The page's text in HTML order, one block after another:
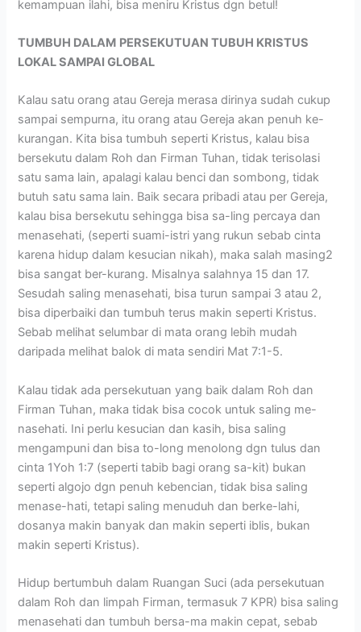
kemampuan ilahi, bisa meniru Kristus dgn betul!
TUMBUH DALAM PERSEKUTUAN TUBUH KRISTUS
LOKAL SAMPAI GLOBAL
Kalau satu orang atau Gereja merasa dirinya sudah cukup
sampai sempurna, itu orang atau Gereja akan penuh ke-
kurangan. Kita bisa tumbuh seperti Kristus, kalau bisa
bersekutu dalam Roh dan Firman Tuhan, tidak terisolasi
satu sama lain, apalagi kalau benci dan sombong, tidak
butuh satu sama lain. Baik secara pribadi atau per Gereja,
kalau bisa bersekutu sehingga bisa sa-ling percaya dan
menasehati, (seperti suami-istri yang rukun sebab cinta
karena hidup dalam kesucian nikah), maka salah masing2
bisa sangat ber-kurang. Misalnya salahnya 15 dan 17.
Sesudah saling menasehati, bisa turun sampai 3 atau 2,
bisa diperbaiki dan tumbuh terus makin seperti Kristus.
Sebab melihat selumbar di mata orang lebih mudah
daripada melihat balok di mata sendiri Mat 7:1-5.
Kalau tidak ada persekutuan yang baik dalam Roh dan
Firman Tuhan, maka tidak bisa cocok untuk saling me-
nasehati. Ini perlu kesucian dan kasih, bisa saling
mengampuni dan bisa to-long menolong dgn tulus dan
cinta 1Yoh 1:7 (seperti tabib bagi orang sa-kit) bukan
seperti algojo dgn penuh kebencian, tidak bisa saling
menase-hati, tetapi saling menuduh dan berke-lahi,
dosanya makin banyak dan makin seperti iblis, bukan
makin seperti Kristus).
Hidup bertumbuh dalam Ruangan Suci (ada persekutuan
dalam Roh dan limpah Firman, termasuk 7 KPR) bisa saling
menasehati dan tumbuh bersa-ma makin cepat, sebab